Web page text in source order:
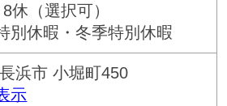
休（選択可）
別休暇・冬季特別休暇
長浜市 小堀町450
示